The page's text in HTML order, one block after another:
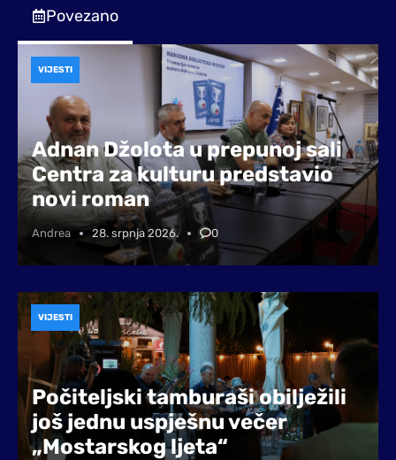
Povezano
Adnan Džolota u prepunoj sali
Centra za kulturu predstavio
novi roman
Andrea 28. srpnja 2026. 0
VIJESTI
Počiteljski tamburaši obilježili
još jednu uspješnu večer
„Mostarskog ljeta“
VIJESTI